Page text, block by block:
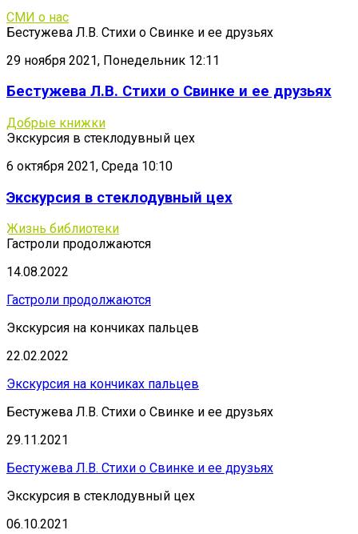
СМИ о нас
Бестужева Л.В. Стихи о Свинке и ее друзьях
29 ноября 2021, Понедельник 12:11
Бестужева Л.В. Стихи о Свинке и ее друзьях
Добрые книжки
Экскурсия в стеклодувный цех
6 октября 2021, Среда 10:10
Экскурсия в стеклодувный цех
Жизнь библиотеки
Гастроли продолжаются
14.08.2022
Гастроли продолжаются
Экскурсия на кончиках пальцев
22.02.2022
Экскурсия на кончиках пальцев
Бестужева Л.В. Стихи о Свинке и ее друзьях
29.11.2021
Бестужева Л.В. Стихи о Свинке и ее друзьях
Экскурсия в стеклодувный цех
06.10.2021